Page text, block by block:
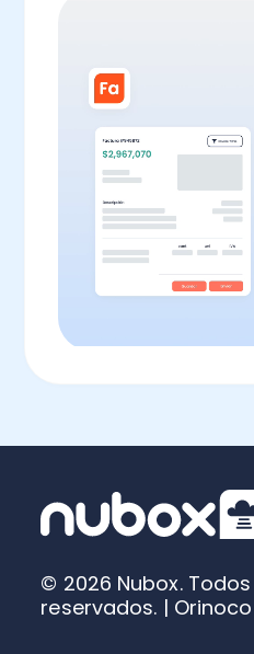
Todas las
Todas las
Todas las
© 2026 Nubox.
reservados. | Orinoco